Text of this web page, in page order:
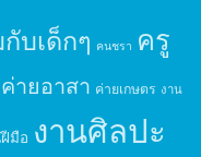
บเด็กๆ คนชรา ครู
ค่ายอาสา ค่ายเกษตร งาน
มือ งานศิลปะ